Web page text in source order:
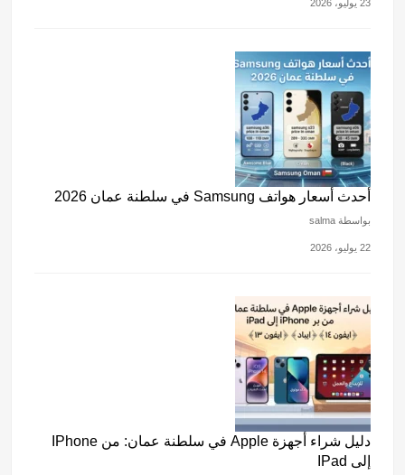
23 يوليو، 2026
أحدث أسعار هواتف Samsung في سلطنة عمان 2026
بواسطة salma
22 يوليو، 2026
دليل شراء أجهزة Apple في سلطنة عمان: من IPhone
إلى IPad